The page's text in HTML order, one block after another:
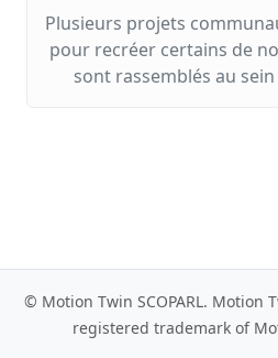
Plusieurs projets
pour recréer certains de
sont rassemblés au
© Motion Twin SCOPARL. Motion
registered trademark of